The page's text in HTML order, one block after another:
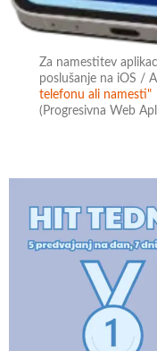
Za namestitev
poslušanje na iOS /
telefonu ali namesti"
(Progresivna Web